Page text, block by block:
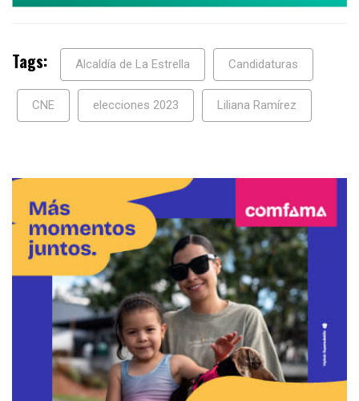
Tags: Alcaldía de La Estrella Candidaturas
CNE elecciones 2023 Liliana Ramírez